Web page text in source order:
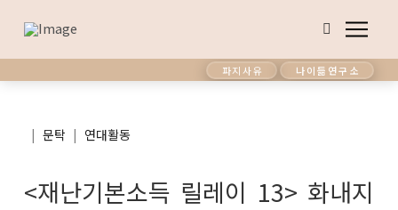
파지사유 나이듦연구소
| 문탁 | 연대활동
<재난기본소득 릴레이 13> 화내지